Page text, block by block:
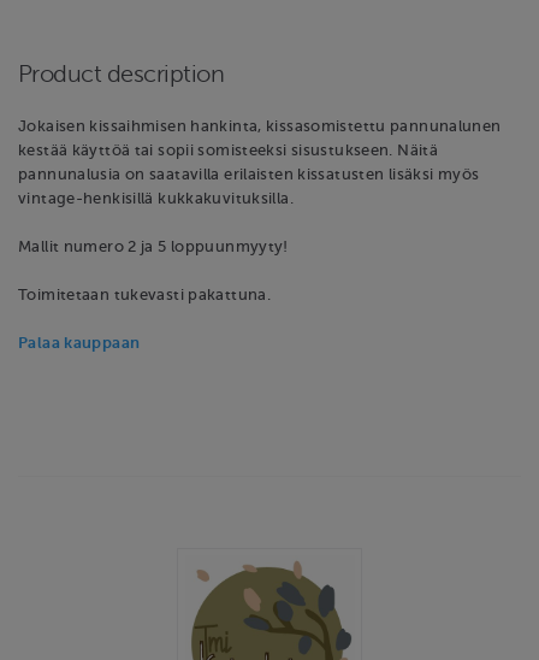
Product description
Jokaisen kissaihmisen hankinta, kissasomistettu pannunalunen
kestää käyttöä tai sopii somisteeksi sisustukseen. Näitä
pannunalusia on saatavilla erilaisten kissatusten lisäksi myös
vintage-henkisillä kukkakuvituksilla.
Mallit numero 2 ja 5 loppuunmyyty!
Toimitetaan tukevasti pakattuna.
Palaa kauppaan